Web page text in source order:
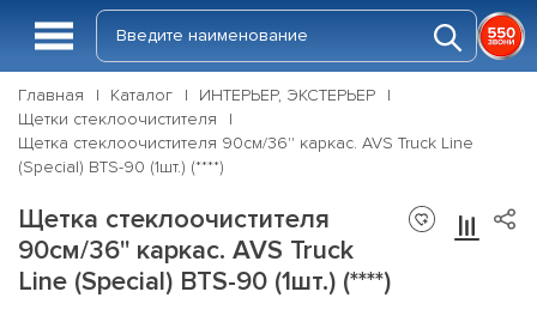
Главная Каталог
ИНТЕРЬЕР, ЭКСТЕРЬЕР
Щетки стеклоочистителя
Щетка стеклоочистителя 90см/36'' каркас. AVS Truck Line
(Special) BTS-90 (1шт.) (****)
Щетка стеклоочистителя
90см/36'' каркас. AVS Truck
Line (Special) BTS-90 (1шт.) (****)